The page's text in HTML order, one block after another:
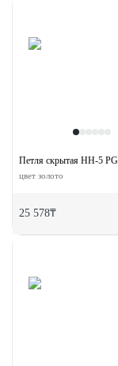
Петля скрытая HH-5 PG
цвет золото
25 578₸